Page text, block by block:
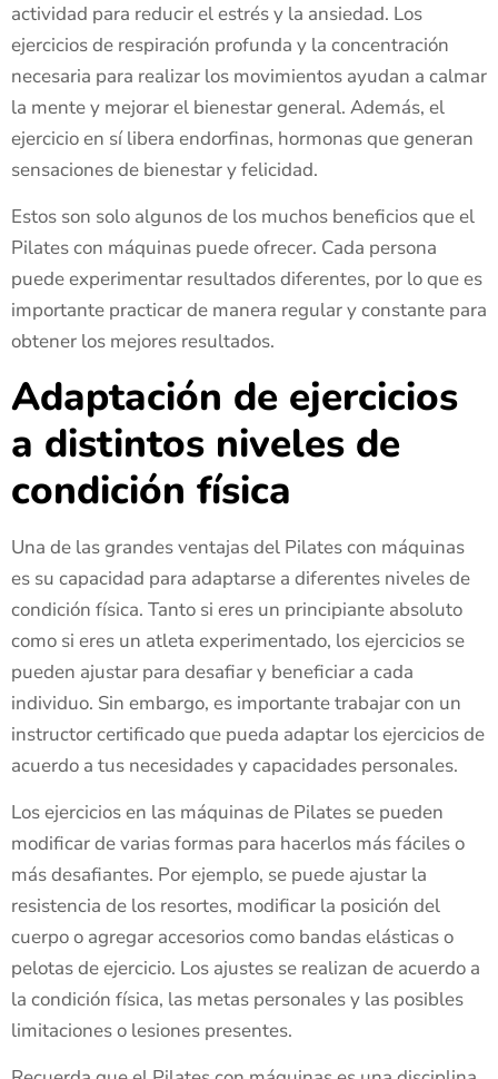
actividad para reducir el estrés y la ansiedad. Los
ejercicios de respiración profunda y la concentración
necesaria para realizar los movimientos ayudan a calmar
la mente y mejorar el bienestar general. Además, el
ejercicio en sí libera endorfinas, hormonas que generan
sensaciones de bienestar y felicidad.
Estos son solo algunos de los muchos beneficios que el
Pilates con máquinas puede ofrecer. Cada persona
puede experimentar resultados diferentes, por lo que es
importante practicar de manera regular y constante para
obtener los mejores resultados.
Adaptación de ejercicios
a distintos niveles de
condición física
Una de las grandes ventajas del Pilates con máquinas
es su capacidad para adaptarse a diferentes niveles de
condición física. Tanto si eres un principiante absoluto
como si eres un atleta experimentado, los ejercicios se
pueden ajustar para desafiar y beneficiar a cada
individuo. Sin embargo, es importante trabajar con un
instructor certificado que pueda adaptar los ejercicios de
acuerdo a tus necesidades y capacidades personales.
Los ejercicios en las máquinas de Pilates se pueden
modificar de varias formas para hacerlos más fáciles o
más desafiantes. Por ejemplo, se puede ajustar la
resistencia de los resortes, modificar la posición del
cuerpo o agregar accesorios como bandas elásticas o
pelotas de ejercicio. Los ajustes se realizan de acuerdo a
la condición física, las metas personales y las posibles
limitaciones o lesiones presentes.